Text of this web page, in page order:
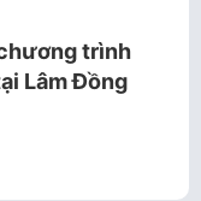
trình
Lâm Đồng